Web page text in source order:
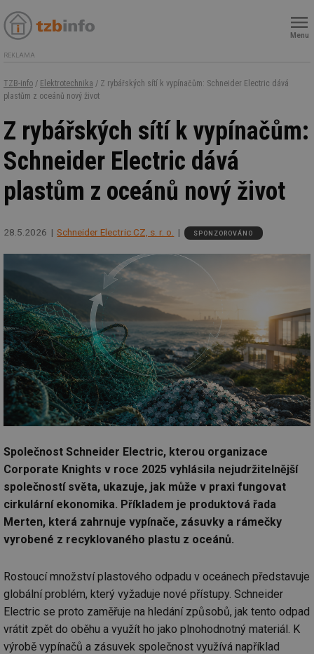
Menu
REKLAMA
TZB-info / Elektrotechnika / Z rybářských sítí k vypínačům: Schneider Electric dává
plastům z oceánů nový život
Z rybářských sítí k vypínačům:
Schneider Electric dává
plastům z oceánů nový život
28.5.2026 Schneider Electric CZ, s. r. o. SPONZOROVÁNO
Společnost Schneider Electric, kterou organizace
Corporate Knights v roce 2025 vyhlásila nejudržitelnější
společností světa, ukazuje, jak může v praxi fungovat
cirkulární ekonomika. Příkladem je produktová řada
Merten, která zahrnuje vypínače, zásuvky a rámečky
vyrobené z recyklovaného plastu z oceánů.
Rostoucí množství plastového odpadu v oceánech představuje
globální problém, který vyžaduje nové přístupy. Schneider
Electric se proto zaměřuje na hledání způsobů, jak tento odpad
vrátit zpět do oběhu a využít ho jako plnohodnotný materiál. K
výrobě vypínačů a zásuvek společnost využívá například